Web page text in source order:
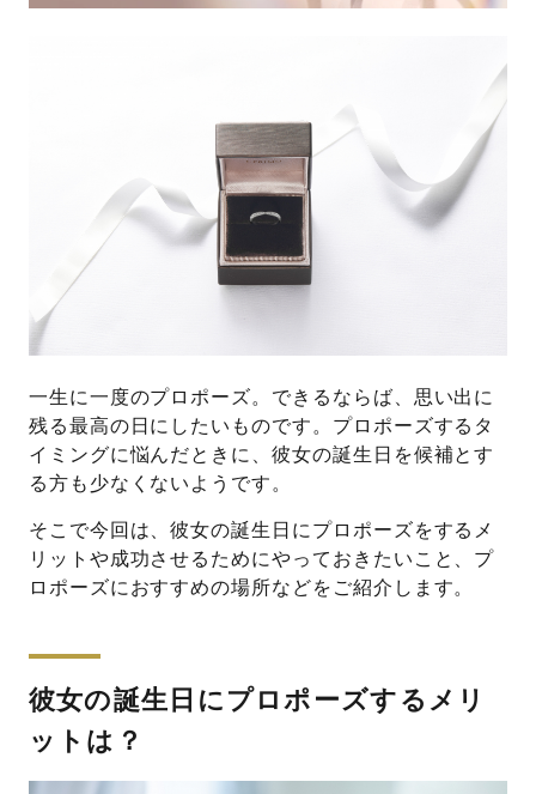
一生に一度のプロポーズ。できるならば、思い出に
残る最高の日にしたいものです。プロポーズするタ
イミングに悩んだときに、彼女の誕生日を候補とす
る方も少なくないようです。
そこで今回は、彼女の誕生日にプロポーズをするメ
リットや成功させるためにやっておきたいこと、プ
ロポーズにおすすめの場所などをご紹介します。
彼女の誕生日にプロポーズするメリ
ットは？